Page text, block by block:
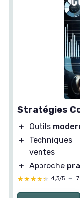
Stratégies
＋ Outils
＋
Techniques
ventes
＋ Approche
★★★★★
★★★★★ 4,3/5 —